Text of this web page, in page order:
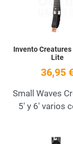
Invento
Lite
36,95
Small Waves
5' y 6' varios